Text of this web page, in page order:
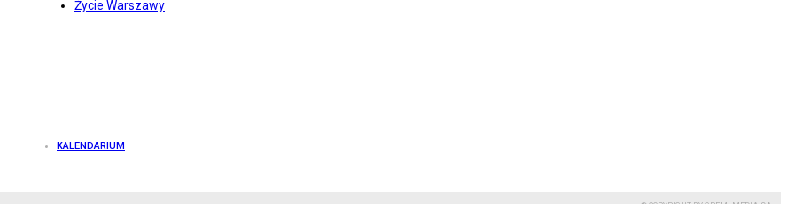
Życie Warszawy
KALENDARIUM